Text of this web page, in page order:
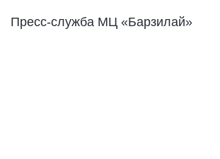
Пресс-служба МЦ «Барзилай»